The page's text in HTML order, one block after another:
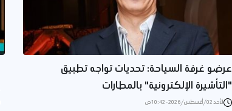
عرضو غرفة السياحة: تحديات تواجه تطبيق
"التأشيرة الإلكترونية" بالمطارات
الأحد 02/أغسطس/2026 - 10:42 ص